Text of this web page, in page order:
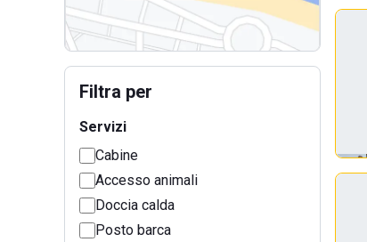
Filtra per
Servizi
Cabine
Accesso animali
Doccia calda
Posto barca